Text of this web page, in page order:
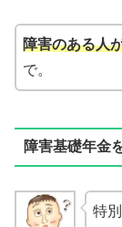
障害のある人
で。
障害基礎年金
特